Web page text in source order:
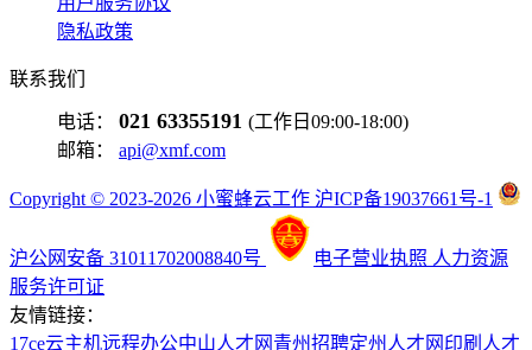
隐私政策
联系我们
电话： 021 63355191 (工作日09:00-18:00)
邮箱： api@xmf.com
Copyright © 2023-2026 小蜜蜂云工作 沪ICP备19037661号-1
沪公网安备 31011702008840号 电子营业执照 人力资源
服务许可证
友情链接：
17ce云主机远程办公中山人才网 青州招聘定州人才网 印刷人才